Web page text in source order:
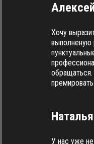
Хочу
выполненую
Наталья
У нас уже